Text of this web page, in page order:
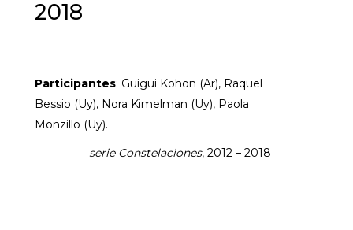
2018
Participantes: Guigui Kohon (Ar), Raquel
Bessio (Uy), Nora Kimelman (Uy), Paola
Monzillo (Uy).
serie Constelaciones, 2012 – 2018